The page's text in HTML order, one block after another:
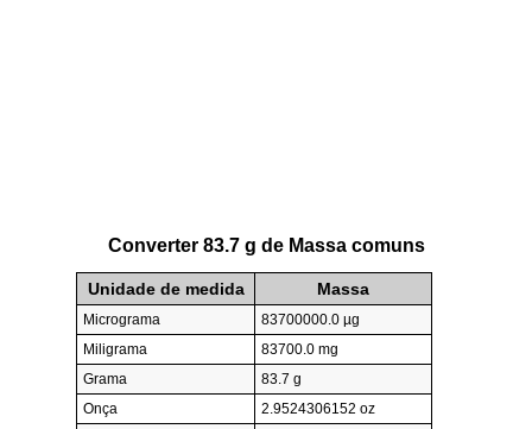
Converter 83.7 g de Massa comuns
Unidade de medida Massa
Micrograma
83700000.0 µg
Miligrama
83700.0 mg
Grama
83.7 g
Onça
2.9524306152 oz